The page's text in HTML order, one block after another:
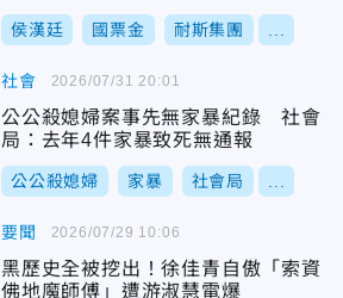
位子？
侯漢廷 國票金 耐斯集團
社會
公公殺媳婦案事先無家暴紀錄 社會
局：去年4件家暴致死無通報
公公殺媳婦 家暴 社會局
2026/07/31 20:01
要聞
黑歷史全被挖出！徐佳青自傲「索資
佛地魔師傅」遭游淑慧電爆
2026/07/29 10:06